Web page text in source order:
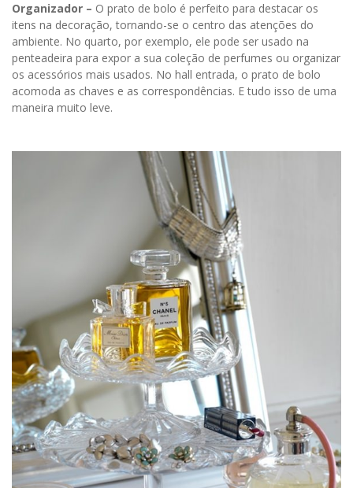
Organizador – O prato de bolo é perfeito para destacar os
itens na decoração, tornando-se o centro das atenções do
ambiente. No quarto, por exemplo, ele pode ser usado na
penteadeira para expor a sua coleção de perfumes ou organizar
os acessórios mais usados. No hall entrada, o prato de bolo
acomoda as chaves e as correspondências. E tudo isso de uma
maneira muito leve.